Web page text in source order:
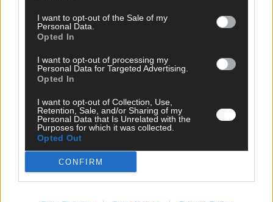
I want to opt-out of the Sale of my
Personal Data.
Opted In
I want to opt-out of processing my
Personal Data for Targeted Advertising.
Opted In
I want to opt-out of Collection, Use,
Retention, Sale, and/or Sharing of my
Personal Data that Is Unrelated with the
Purposes for which it was collected.
Opted Out
CONFIRM
FLASH – DAS VIDEOPORTAL
ÜBER UNS
Ehtikrichtlinie & Faktencheck
Redaktion und Verwaltung